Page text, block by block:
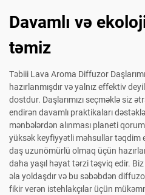
Davamlı və
təmiz
Təbiii Lava Aroma Diffuzor
hazırlanmışdır və yalnız effektiv
dostdur. Daşlarımızı seçməklə siz
endirən davamlı praktikaları
mənbələrdən alınması planeti
yüksək keyfiyyətli məhsullar təqdim
daş uzunömürlü olmaq üçün
daha yaşıl həyat tərzi təşviq edir. Biz
əla yoldaşdır və bu səbəbdən
fikir verən istehlakçılar üçün